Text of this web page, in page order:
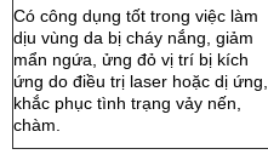
Có công dụng tốt trong việc làm
dịu vùng da bị cháy nắng, giảm
mẩn ngứa, ửng đỏ vị trí bị kích
ứng do điều trị laser hoặc dị ứng,
khắc phục tình trạng vảy nến,
chàm.